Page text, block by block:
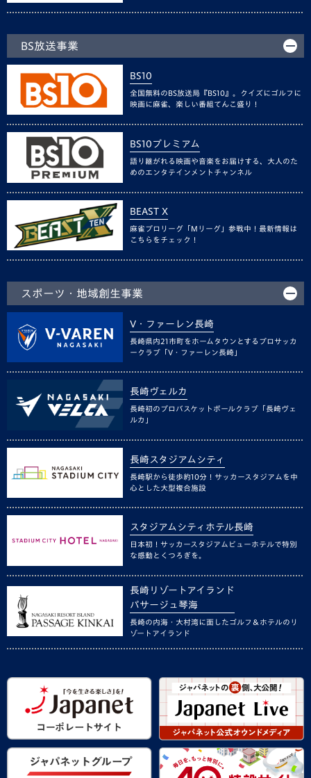
BS放送事業
BS10
全国無料のBS放送局『BS10』。クイズにゴルフに
映画に麻雀、楽しい番組てんこ盛り！
BS10プレミアム
語り継がれる映画や音楽をお届けする、大人のた
めのエンタテインメントチャンネル
BEAST X
麻雀プロリーグ「Mリーグ」参戦中！最新情報は
こちらをチェック！
スポーツ・地域創生事業
V・ファーレン長崎
長崎県内21市町をホームタウンとするプロサッカ
ークラブ「V・ファーレン長崎」
長崎ヴェルカ
長崎初のプロバスケットボールクラブ「長崎ヴェ
ルカ」
長崎スタジアムシティ
長崎駅から徒歩約10分！サッカースタジアムを中
心とした大型複合施設
スタジアムシティホテル長崎
日本初！サッカースタジアムビューホテルで特別
な感動とくつろぎを。
長崎リゾートアイランド
パサージュ琴海
長崎の内海・大村湾に面したゴルフ＆ホテルのリ
ゾートアイランド